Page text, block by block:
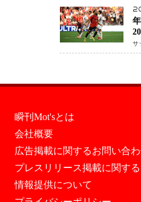
サ
瞬刊Mot'sとは
会社概要
広告掲載に関するお問い合
プレスリリース掲載に関す
情報提供について